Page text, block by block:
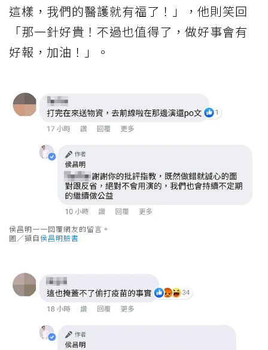
這樣，我們的醫護就有福了！」，他則笑回
「那一針好貴！不過也值得了，做好事會有
好報，加油！」。
侯昌明一一回覆網友的留言。
圖／擷自侯昌明臉書